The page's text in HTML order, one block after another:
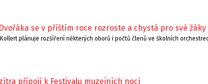
se v příštím roce rozroste a chystá pro své
plánuje rozšíření některých oborů i počtů členů ve školních
připojí k Festivalu muzejních nocí